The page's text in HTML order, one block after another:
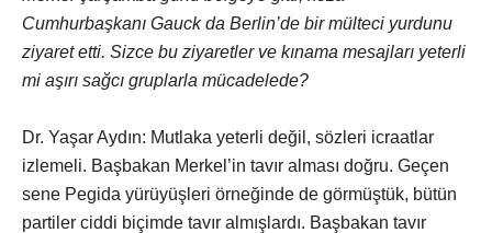
Cumhurbaşkanı Gauck da Berlin’de bir mülteci yurdunu
ziyaret etti. Sizce bu ziyaretler ve kınama mesajları yeterli
mi aşırı sağcı gruplarla mücadelede?
Dr. Yaşar Aydın: Mutlaka yeterli değil, sözleri icraatlar
izlemeli. Başbakan Merkel’in tavır alması doğru. Geçen
sene Pegida yürüyüşleri örneğinde de görmüştük, bütün
partiler ciddi biçimde tavır almışlardı. Başbakan tavır